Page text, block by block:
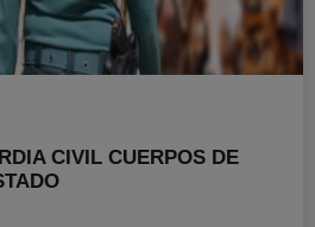
CIVIL CUERPOS DE